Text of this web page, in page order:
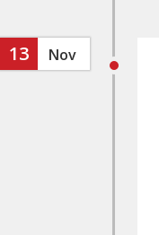
13 Nov